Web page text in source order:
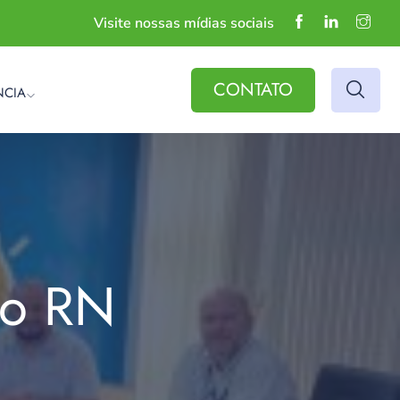
Visite nossas mídias sociais
CONTATO
RN